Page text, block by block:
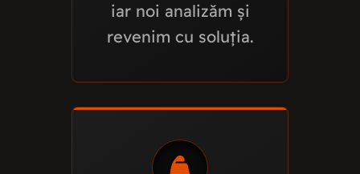
iar noi analizăm și
revenim cu soluția.